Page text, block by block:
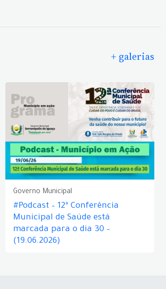
+ galerias
Governo Municipal
#Podcast – 12ª Conferência
Municipal de Saúde está
marcada para o dia 30 –
(19.06.2026)